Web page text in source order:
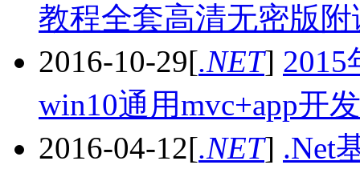
教程全套高清无密版
2016-10-29[.NET] 2015
win10通用mvc+app开
2016-04-12[.NET] .Net